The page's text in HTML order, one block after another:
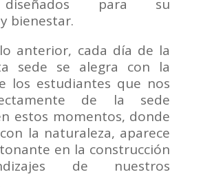
diseñados para su
bienestar.
anterior, cada día de la
sede se alegra con la
los estudiantes que nos
de la sede
estos momentos, donde
la naturaleza, aparece
en la construcción
de nuestros